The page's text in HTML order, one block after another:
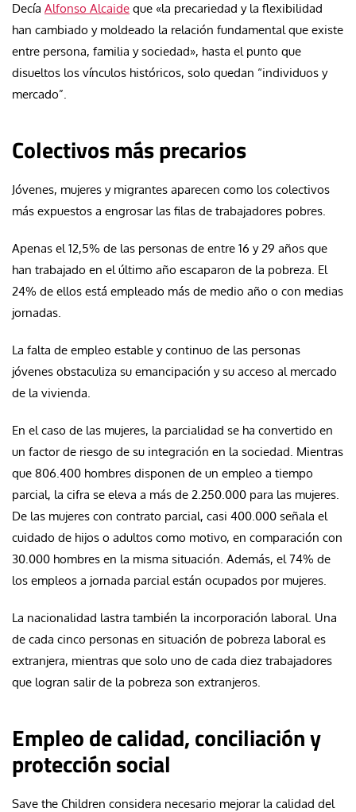
Decía Alfonso Alcaide que «la precariedad y la flexibilidad
han cambiado y moldeado la relación fundamental que existe
entre persona, familia y sociedad», hasta el punto que
disueltos los vínculos históricos, solo quedan “individuos y
mercado”.
Colectivos más precarios
Jóvenes, mujeres y migrantes aparecen como los colectivos
más expuestos a engrosar las filas de trabajadores pobres.
Apenas el 12,5% de las personas de entre 16 y 29 años que
han trabajado en el último año escaparon de la pobreza. El
24% de ellos está empleado más de medio año o con medias
jornadas.
La falta de empleo estable y continuo de las personas
jóvenes obstaculiza su emancipación y su acceso al mercado
de la vivienda.
En el caso de las mujeres, la parcialidad se ha convertido en
un factor de riesgo de su integración en la sociedad. Mientras
que 806.400 hombres disponen de un empleo a tiempo
parcial, la cifra se eleva a más de 2.250.000 para las mujeres.
De las mujeres con contrato parcial, casi 400.000 señala el
cuidado de hijos o adultos como motivo, en comparación con
30.000 hombres en la misma situación. Además, el 74% de
los empleos a jornada parcial están ocupados por mujeres.
La nacionalidad lastra también la incorporación laboral. Una
de cada cinco personas en situación de pobreza laboral es
extranjera, mientras que solo uno de cada diez trabajadores
que logran salir de la pobreza son extranjeros.
Empleo de calidad, conciliación y
protección social
Save the Children considera necesario mejorar la calidad del